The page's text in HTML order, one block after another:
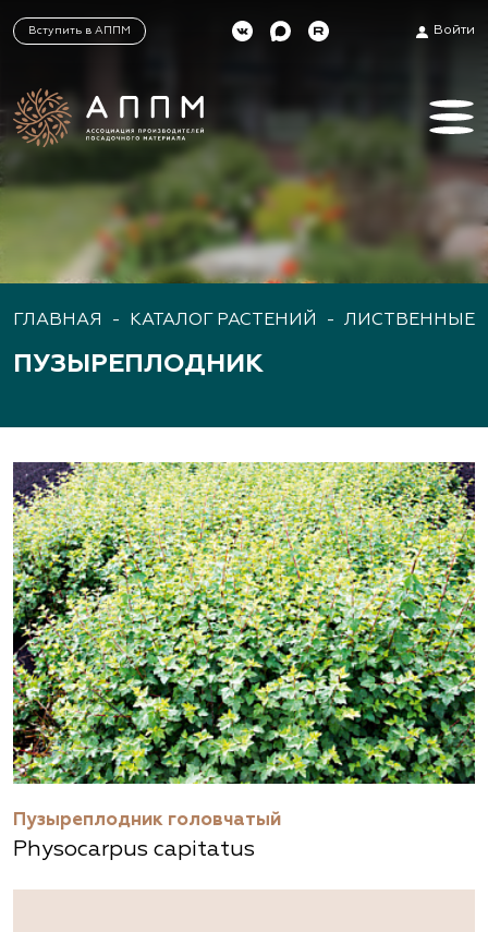
Вступить в АППМ Войти
ГЛАВНАЯ - КАТАЛОГ РАСТЕНИЙ - ЛИСТВЕННЫЕ
ПУЗЫРЕПЛОДНИК
Пузыреплодник головчатый
Physocarpus capitatus